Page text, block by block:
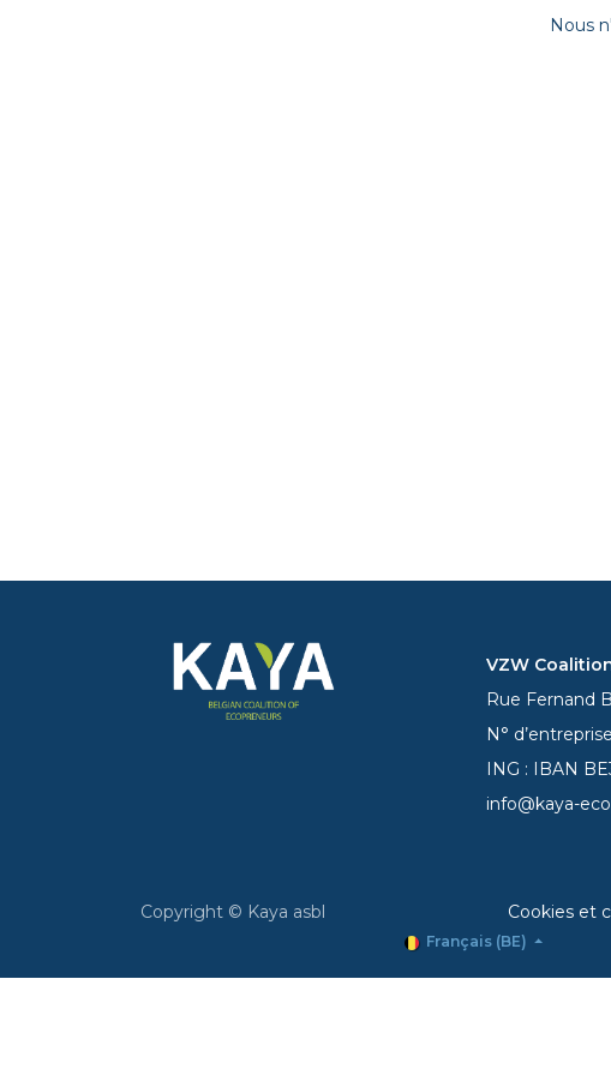
Nous
VZW
Rue Fernand
N°
ING : IBAN
info@kaya-
Copyright © Kaya asbl Cookies et
Français (BE)